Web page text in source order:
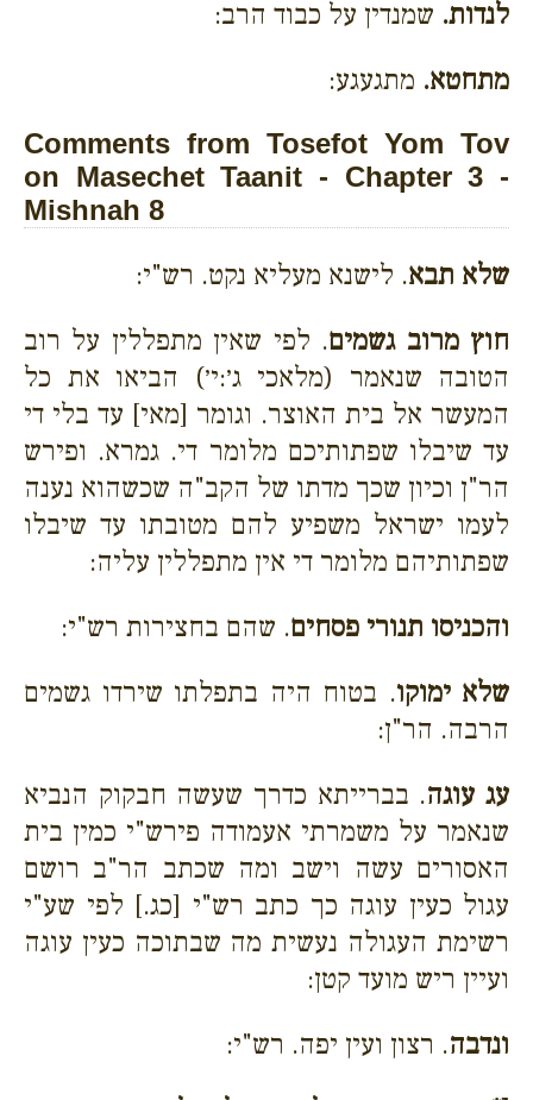
לנדות. שמנדין על כבוד הרב:
מתחטא. מתגעגע:
Comments from Tosefot Yom Tov
on Masechet Taanit - Chapter 3 -
Mishnah 8
שלא תבא. לישנא מעליא נקט. רש"י:
חוץ מרוב גשמים. לפי שאין מתפללין על רוב
הטובה שנאמר (מלאכי ג׳:י׳) הביאו את כל
המעשר אל בית האוצר. וגומר [מאי] עד בלי די
עד שיבלו שפתותיכם מלומר די. גמרא. ופירש
הר"ן וכיון שכך מדתו של הקב"ה שכשהוא נענה
לעמו ישראל משפיע להם מטובתו עד שיבלו
שפתותיהם מלומר די אין מתפללין עליה:
והכניסו תנורי פסחים. שהם בחצירות רש"י:
שלא ימוקו. בטוח היה בתפלתו שירדו גשמים
הרבה. הר"ן:
עג עוגה. בברייתא כדרך שעשה חבקוק הנביא
שנאמר על משמרתי אעמודה פירש"י כמין בית
האסורים עשה וישב ומה שכתב הר"ב רושם
עגול כעין עוגה כך כתב רש"י [כג.] לפי שע"י
רשימת העגולה נעשית מה שבתוכה כעין עוגה
ועיין ריש מועד קטן:
ונדבה. רצון ועין יפה. רש"י: